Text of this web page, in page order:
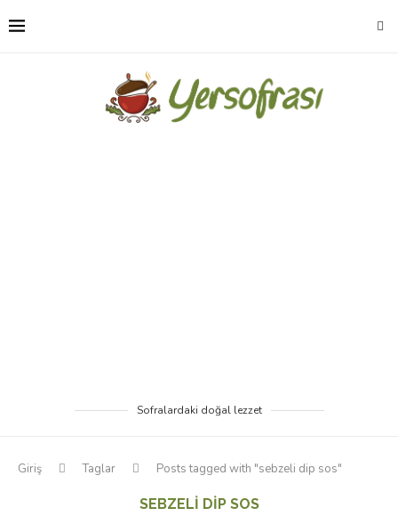
Sofralardaki doğal lezzet
Giriş Taglar Posts tagged with "sebzeli dip sos"
SEBZELI DIP SOS